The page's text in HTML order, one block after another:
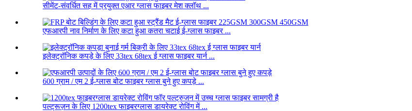
सीमेंट-संवर्धित सह में प्रयुक्त एआर ग्लास फाइबर मेश क्लॉथ ...
एफआरपी नाव निर्माण के लिए कटा हुआ कतरा चटाई ई-ग्लास फाइबर ...
इलेक्ट्रॉनिक कपड़े के लिए 33tex 68tex ई ग्लास फाइबर यार्न ...
600 ग्राम / एम 2 ई-ग्लास बोट फाइबर ग्लास बुने हुए कपड़े ...
पल्ट्रूज़न के लिए 1200tex फाइबरग्लास डायरेक्ट रोविंग में ...